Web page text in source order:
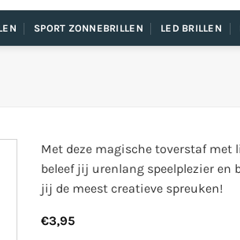
SPORT ZONNEBRILLEN LED BRILLEN
Met deze magische toverstaf met
beleef jij urenlang speelplezier en
jij de meest creatieve spreuken!
€3,95